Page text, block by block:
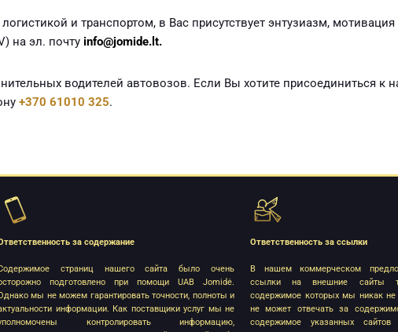
и транспортом, в Вас присутствует энтузиазм,
на эл. почту info@jomide.lt.
водителей автовозов. Если Вы хотите присоединиться к
+370 61010 325.
за содержание
страниц нашего сайта было очень
подготовлено при помощи UAB Jomidė.
мы не можем гарантировать точности, полноты и
информации. Как поставщики услуг мы не
контролировать информацию,
Ответственность за ссылки
В нашем коммерческом
ссылки на внешние сайты
содержимое которых мы никак
не может отвечать за
содержимое указанных сайтов